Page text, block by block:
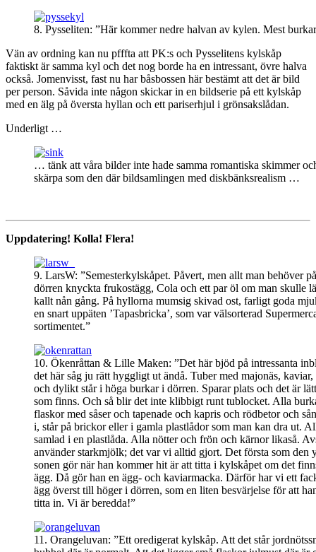
8. Pysseliten: ”Här kommer nedre halvan av kylen. Mest
Vän av ordning kan nu pfffta att PK:s och Pysselitens kylskåp
faktiskt är samma kyl och det nog borde ha en intressant, övre halva
också. Jomenvisst, fast nu har båsbossen här bestämt att det är bild
per person. Såvida inte någon skickar in en bildserie på ett kylskåp
med en älg på översta hyllan och ett pariserhjul i grönsakslådan.
Underligt …
… tänk att våra bilder inte hade samma romantiska skimmer
skärpa som den där bildsamlingen med diskbänksrealism …
Uppdatering! Kolla! Flera!
9. LarsW: ”Semesterkylskåpet. Påvert, men allt man behöver
dörren knyckta frukostägg, Cola och ett par öl om man skulle
kallt nån gång. På hyllorna mumsig skivad ost, farligt goda
en snart uppäten ’Tapasbricka’, som var välsorterad
sortimentet.”
10. Ökenråttan & Lille Maken: ”Det här bjöd på intressanta
det här såg ju rätt hyggligt ut ändå. Tuber med majonäs, kaviar,
och dylikt står i höga burkar i dörren. Sparar plats och det är
som finns. Och så blir det inte klibbigt runt tublocket. Alla
flaskor med såser och tapenade och kapris och rödbetor och
i, står på brickor eller i gamla plastlådor som man kan dra ut.
samlad i en plastlåda. Alla nötter och frön och kärnor likaså.
använder starkmjölk; det var vi alltid gjort. Det första som den
sonen gör när han kommer hit är att titta i kylskåpet om det
ägg. Då gör han en ägg- och kaviarmacka. Därför har vi ett
ägg överst till höger i dörren, som en liten besvärjelse för att
titta in. Vi är beredda!”
11. Orangeluvan: ”Ett oredigerat kylskåp. Att det står